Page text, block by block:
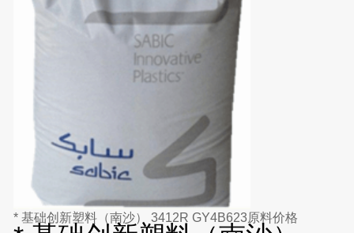
* 基础创新塑料（南沙） 3412R GY4B623原料价格